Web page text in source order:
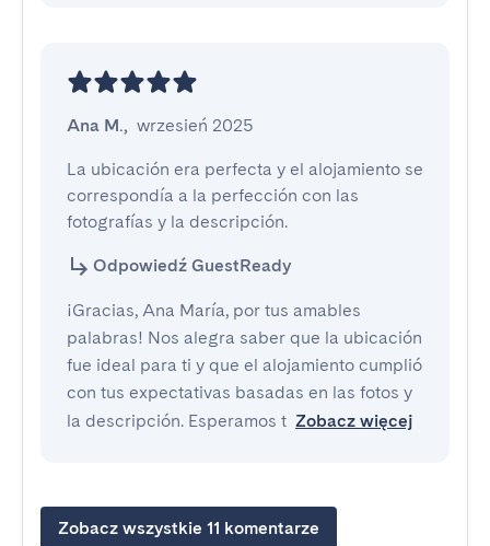
Ana M., wrzesień 2025
La ubicación era perfecta y el alojamiento se
correspondía a la perfección con las
fotografías y la descripción.
Odpowiedź GuestReady
¡Gracias, Ana María, por tus amables
palabras! Nos alegra saber que la ubicación
fue ideal para ti y que el alojamiento cumplió
con tus expectativas basadas en las fotos y
la descripción. Esperamos t Zobacz więcej
Zobacz wszystkie 11 komentarze